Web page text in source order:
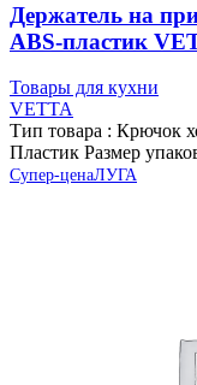
Держатель на
ABS-пластик
Товары для кухни
VETTA
Тип товара : Крючок
Пластик Размер
Супер-ценаЛУГА